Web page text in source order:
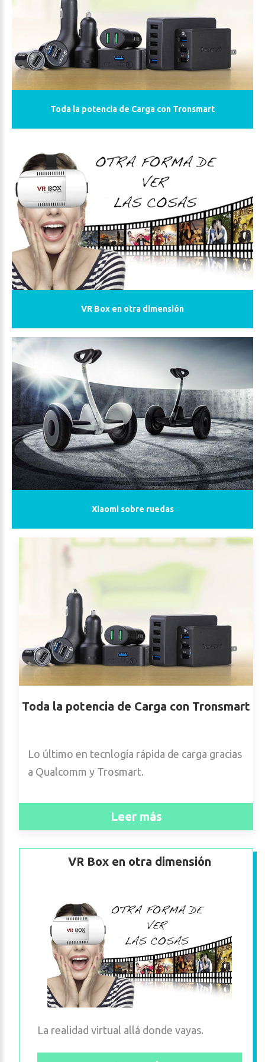
Toda la potencia de Carga con Tronsmart
VR Box en otra dimensión
Xiaomi sobre ruedas
Toda la potencia de Carga con Tronsmart
Lo último en tecnlogía rápida de carga gracias
a Qualcomm y Trosmart.
Leer más
VR Box en otra dimensión
La realidad virtual allá donde vayas.